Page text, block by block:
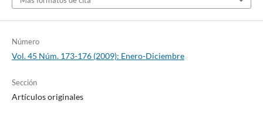
Número
Vol. 45 Núm. 173-176 (2009): Enero-Diciembre
Sección
Artículos originales